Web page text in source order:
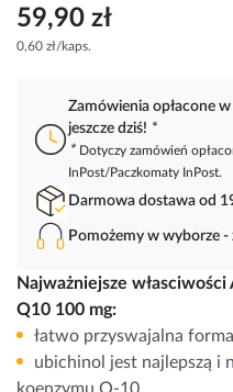
59,90 zł
0,60 zł/kaps.
Zamówienia opłacone w
jeszcze dziś! *
* Dotyczy zamówień
InPost/Paczkomaty InPost.
Darmowa dostawa od
Pomożemy w wyborze -
Najważniejsze
Q10 100 mg:
łatwo przyswajalna
ubichinol jest najlepszą i
koenzymu Q-10